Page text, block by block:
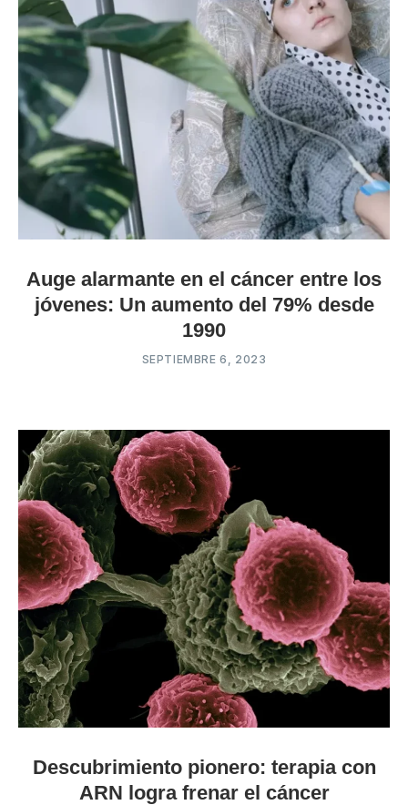
Auge alarmante en el cáncer entre los
jóvenes: Un aumento del 79% desde
1990
SEPTIEMBRE 6, 2023
Descubrimiento pionero: terapia con
ARN logra frenar el cáncer